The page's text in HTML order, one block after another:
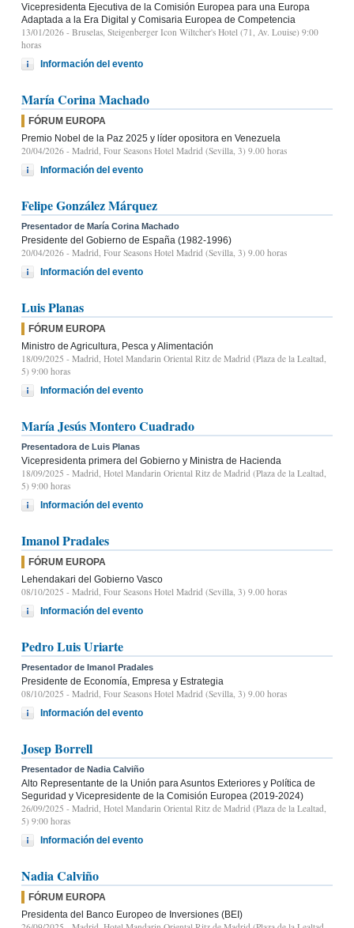
Vicepresidenta Ejecutiva de la Comisión Europea para una Europa
Adaptada a la Era Digital y Comisaria Europea de Competencia
13/01/2026 - Bruselas, Steigenberger Icon Wiltcher's Hotel (71, Av. Louise) 9:00
horas
Información del evento
María Corina Machado
FÓRUM EUROPA
Premio Nobel de la Paz 2025 y líder opositora en Venezuela
20/04/2026 - Madrid, Four Seasons Hotel Madrid (Sevilla, 3) 9.00 horas
Información del evento
Felipe González Márquez
Presentador de María Corina Machado
Presidente del Gobierno de España (1982-1996)
20/04/2026 - Madrid, Four Seasons Hotel Madrid (Sevilla, 3) 9.00 horas
Información del evento
Luis Planas
FÓRUM EUROPA
Ministro de Agricultura, Pesca y Alimentación
18/09/2025 - Madrid, Hotel Mandarin Oriental Ritz de Madrid (Plaza de la Lealtad,
5) 9:00 horas
Información del evento
María Jesús Montero Cuadrado
Presentadora de Luis Planas
Vicepresidenta primera del Gobierno y Ministra de Hacienda
18/09/2025 - Madrid, Hotel Mandarin Oriental Ritz de Madrid (Plaza de la Lealtad,
5) 9:00 horas
Información del evento
Imanol Pradales
FÓRUM EUROPA
Lehendakari del Gobierno Vasco
08/10/2025 - Madrid, Four Seasons Hotel Madrid (Sevilla, 3) 9.00 horas
Información del evento
Pedro Luis Uriarte
Presentador de Imanol Pradales
Presidente de Economía, Empresa y Estrategia
08/10/2025 - Madrid, Four Seasons Hotel Madrid (Sevilla, 3) 9.00 horas
Información del evento
Josep Borrell
Presentador de Nadia Calviño
Alto Representante de la Unión para Asuntos Exteriores y Política de
Seguridad y Vicepresidente de la Comisión Europea (2019-2024)
26/09/2025 - Madrid, Hotel Mandarin Oriental Ritz de Madrid (Plaza de la Lealtad,
5) 9:00 horas
Información del evento
Nadia Calviño
FÓRUM EUROPA
Presidenta del Banco Europeo de Inversiones (BEI)